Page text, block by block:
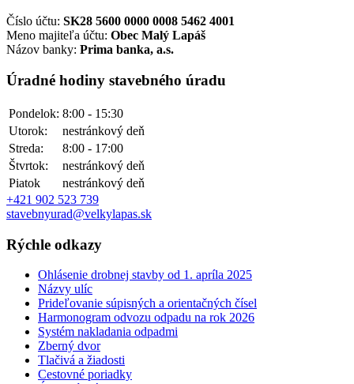
Číslo účtu: SK28 5600 0000 0008 5462 4001
Meno majiteľa účtu: Obec Malý Lapáš
Názov banky: Prima banka, a.s.
Úradné hodiny stavebného úradu
Pondelok: 8:00 - 15:30
Utorok:
nestránkový deň
Streda:
8:00 - 17:00
Štvrtok:
nestránkový deň
Piatok
nestránkový deň
+421 902 523 739
stavebnyurad@velkylapas.sk
Rýchle odkazy
Ohlásenie drobnej stavby od 1. apríla 2025
Názvy ulíc
Prideľovanie súpisných a orientačných čísel
Harmonogram odvozu odpadu na rok 2026
Systém nakladania odpadmi
Zberný dvor
Tlačivá a žiadosti
Cestovné poriadky